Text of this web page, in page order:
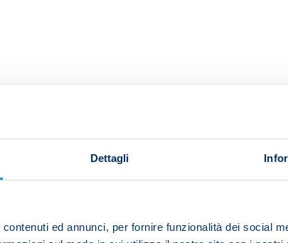
Dettagli
ed annunci, per fornire funzionalità dei social